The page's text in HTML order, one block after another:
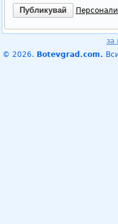
за
© 2026. Botevgrad.com.